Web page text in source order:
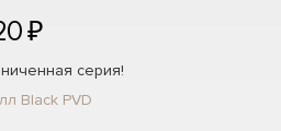
₽
серия!
Black PVD